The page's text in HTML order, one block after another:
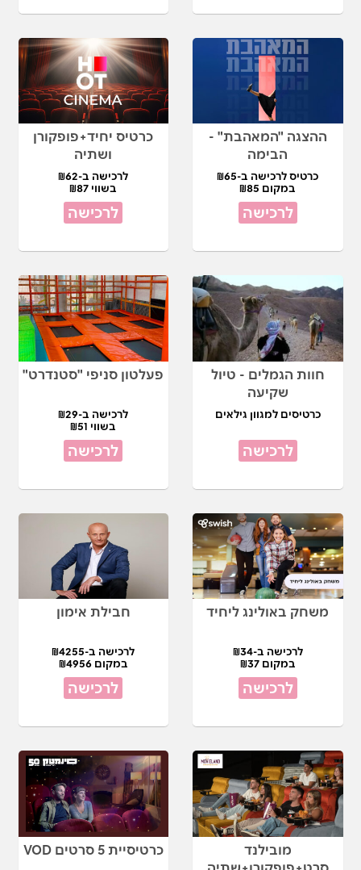
ההצגה "המאהבת" -
הבימה
כרטיס לרכישה ב-₪65
במקום ₪85
לרכישה
כרטיס יחיד+פופקורן
ושתיה
לרכישה ב-₪62
בשווי ₪87
לרכישה
חוות הגמלים - טיול
שקיעה
כרטיסים למגוון גילאים
לרכישה
פעלטון סניפי "סטנדרט"
לרכישה ב-₪29
בשווי ₪51
לרכישה
משחק באולינג ליחיד
לרכישה ב-₪34
במקום ₪37
לרכישה
חבילת אימון
לרכישה ב-₪4255
במקום ₪4956
לרכישה
מובילנד
כרטיסיית 5 סרטים VOD